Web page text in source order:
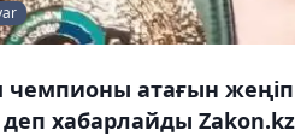
чемпионы атағын
хабарлайды Zakon.kz